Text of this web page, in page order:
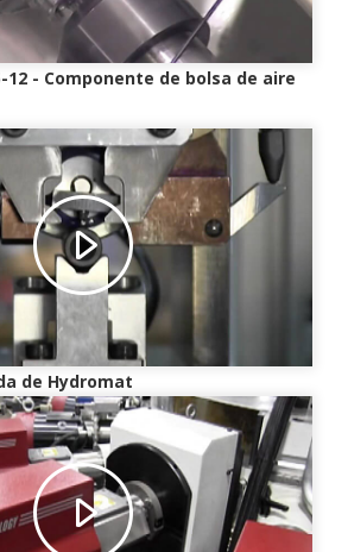
12 - Componente de bolsa de aire
de Hydromat